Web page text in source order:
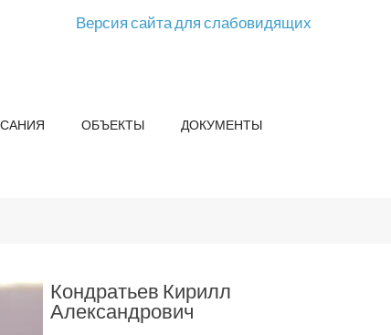
Версия сайта для слабовидящих
ОБЪЕКТЫ ДОКУМЕНТЫ
Кондратьев Кирилл
Александрович